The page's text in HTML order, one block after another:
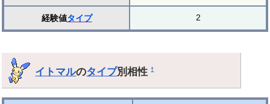
経験値タイプ 2
イトマルのタイプ別相性†